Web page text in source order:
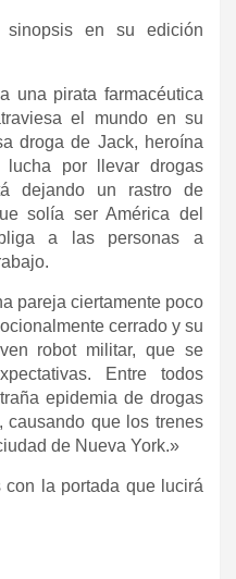
en su edición
una pirata farmacéutica
el mundo en su
droga de Jack, heroína
por llevar drogas
dejando un rastro de
solía ser América del
a las personas a
pareja ciertamente poco
cerrado y su
robot militar, que se
Entre todos
epidemia de drogas
causando que los trenes
de Nueva York.»
la portada que lucirá